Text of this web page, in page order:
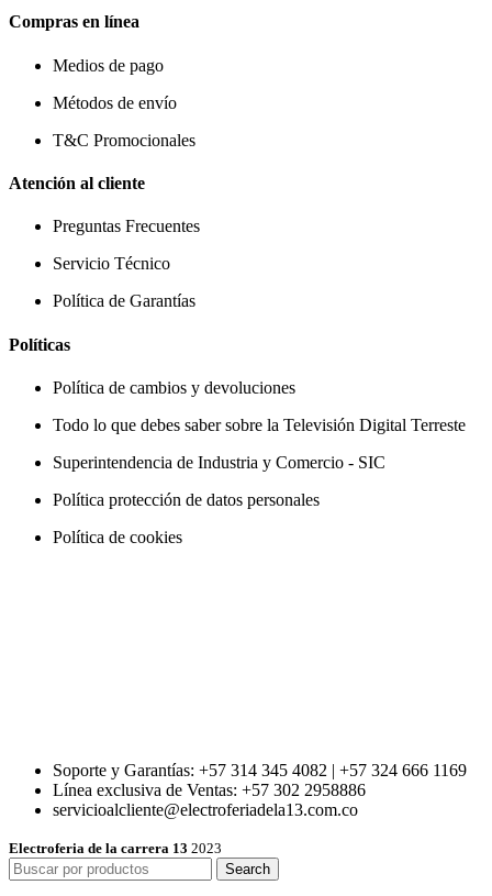
Compras en línea
Medios de pago
Métodos de envío
T&C Promocionales
Atención al cliente
Preguntas Frecuentes
Servicio Técnico
Política de Garantías
Políticas
Política de cambios y devoluciones
Todo lo que debes saber sobre la Televisión Digital Terreste
Superintendencia de Industria y Comercio - SIC
Política protección de datos personales
Política de cookies
Soporte y Garantías: +57 314 345 4082 | +57 324 666 1169
Línea exclusiva de Ventas: +57 302 2958886
servicioalcliente@electroferiadela13.com.co
Electroferia de la carrera 13 2023
Search